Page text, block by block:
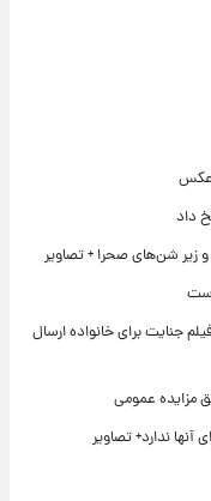
عکس
زیر شن‌های صحرا + تصاویر
جنایت برای خانواده ارسال
مزایده عمومی